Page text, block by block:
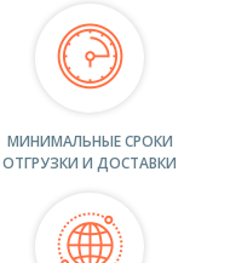
МИНИМАЛЬНЫЕ СРОКИ
ОТГРУЗКИ И ДОСТАВКИ